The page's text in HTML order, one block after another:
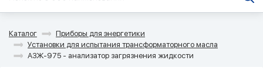
Каталог
Приборы для энергетики
Установки для испытания трансформаторного масла
АЗЖ-975 - анализатор загрязнения жидкости